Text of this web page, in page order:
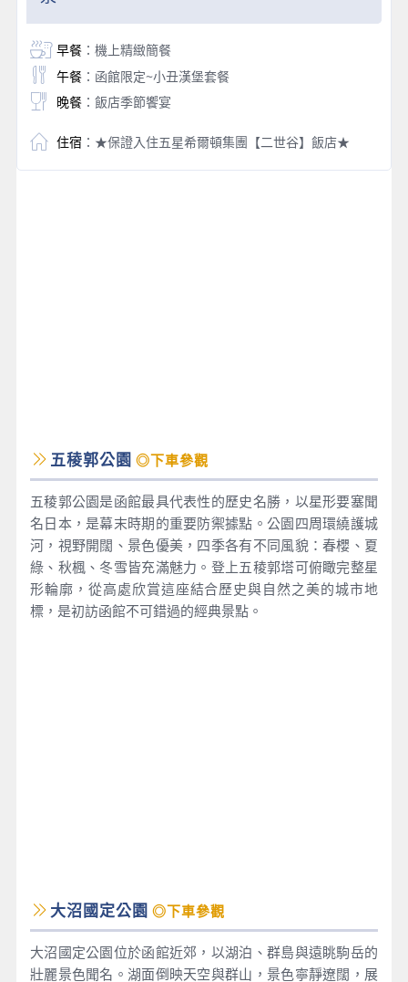
早餐：機上精緻簡餐
午餐：函館限定~小丑漢堡套餐
晚餐：飯店季節饗宴
住宿 ：★保證入住五星希爾頓集團【二世谷】飯店★
五稜郭公園 ◎下車參觀
五稜郭公園是函館最具代表性的歷史名勝，以星形要塞聞
名日本，是幕末時期的重要防禦據點。公園四周環繞護城
河，視野開闊、景色優美，四季各有不同風貌：春櫻、夏
綠、秋楓、冬雪皆充滿魅力。登上五稜郭塔可俯瞰完整星
形輪廓，從高處欣賞這座結合歷史與自然之美的城市地
標，是初訪函館不可錯過的經典景點。
大沼國定公園 ◎下車參觀
大沼國定公園位於函館近郊，以湖泊、群島與遠眺駒岳的
壯麗景色聞名。湖面倒映天空與群山，景色寧靜遼闊，展